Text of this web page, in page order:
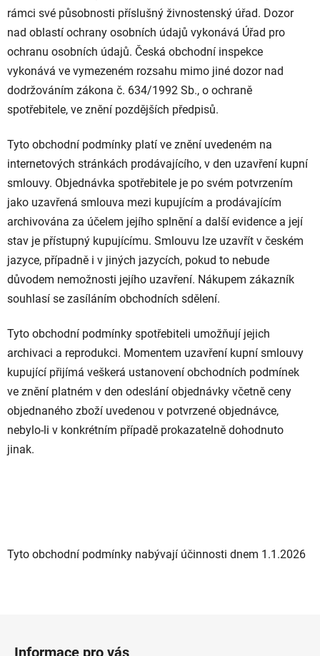
rámci své působnosti příslušný živnostenský úřad. Dozor
nad oblastí ochrany osobních údajů vykonává Úřad pro
ochranu osobních údajů. Česká obchodní inspekce
vykonává ve vymezeném rozsahu mimo jiné dozor nad
dodržováním zákona č. 634/1992 Sb., o ochraně
spotřebitele, ve znění pozdějších předpisů.
Tyto obchodní podmínky platí ve znění uvedeném na
internetových stránkách prodávajícího, v den uzavření kupní
smlouvy. Objednávka spotřebitele je po svém potvrzením
jako uzavřená smlouva mezi kupujícím a prodávajícím
archivována za účelem jejího splnění a další evidence a její
stav je přístupný kupujícímu. Smlouvu lze uzavřít v českém
jazyce, případně i v jiných jazycích, pokud to nebude
důvodem nemožnosti jejího uzavření. Nákupem zákazník
souhlasí se zasíláním obchodních sdělení.
Tyto obchodní podmínky spotřebiteli umožňují jejich
archivaci a reprodukci. Momentem uzavření kupní smlouvy
kupující přijímá veškerá ustanovení obchodních podmínek
ve znění platném v den odeslání objednávky včetně ceny
objednaného zboží uvedenou v potvrzené objednávce,
nebylo-li v konkrétním případě prokazatelně dohodnuto
jinak.
Tyto obchodní podmínky nabývají účinnosti dnem 1.1.2026
Informace pro vás